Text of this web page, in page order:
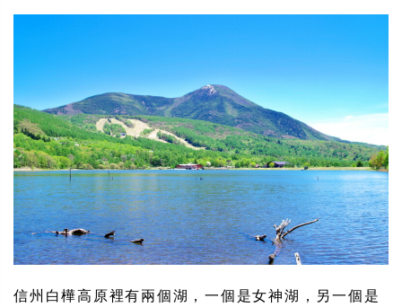
信州白樺高原裡有兩個湖，一個是女神湖，另一個是